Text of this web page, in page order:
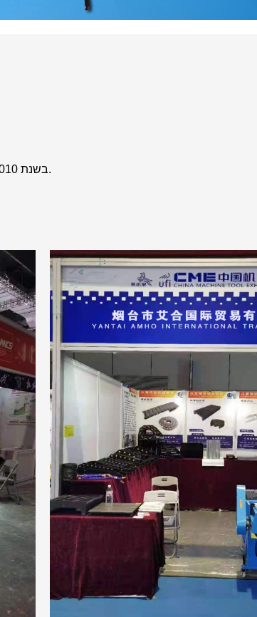
מאז הקמת Amho Trade בשנת 2010, צוות המחקר והפיתוח שלנו וצוות הסחר הבינלאומי גדלו מקבוצה קטנה ליותר מ-60 אנשים.